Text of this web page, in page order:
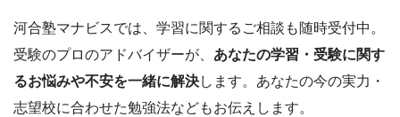
河合塾マナビスでは、学習に関するご相談も随時受付中。
受験のプロのアドバイザーが、 あなたの学習・受験に関す
るお悩みや不安を一緒に解決します。あなたの今の実力・
志望校に合わせた勉強法などもお伝えします。